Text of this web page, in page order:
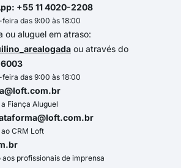
+55 11 4020-2208
das 9:00 às 18:00
ou aluguel em atraso:
ou através do
das 9:00 às 18:00
Fiança Aluguel
CRM Loft
profissionais de imprensa